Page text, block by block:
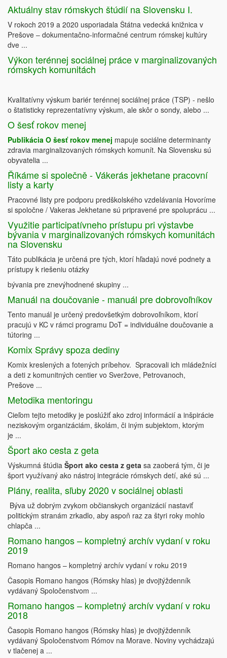
Aktuálny stav rómskych štúdií na Slovensku I.
V rokoch 2019 a 2020 usporiadala Štátna vedecká knižnica v
Prešove ‒ dokumentačno-informačné centrum rómskej kultúry
dve ...
Výkon terénnej sociálnej práce v marginalizovaných
rómskych komunitách
Kvalitatívny výskum bariér terénnej sociálnej práce (TSP) - nešlo
o štatisticky reprezentatívny výskum, ale skôr o sondy, alebo ...
O šesť rokov menej
Publikácia O šesť rokov menej mapuje sociálne determinanty
zdravia marginalizovaných rómskych komunít. Na Slovensku sú
obyvatelia ...
Říkáme si společně - Vákerás jekhetane pracovní
listy a karty
Pracovné listy pre podporu predškolského vzdelávania Hovoríme
si spoločne / Vakeras Jekhetane sú pripravené pre spoluprácu ...
Využitie participatívneho prístupu pri výstavbe
bývania v marginalizovaných rómskych komunitách
na Slovensku
Táto publikácia je určená pre tých, ktorí hľadajú nové podnety a
prístupy k riešeniu otázky
bývania pre znevýhodnené skupiny ...
Manuál na doučovanie - manuál pre dobrovoľníkov
Tento manuál je určený predovšetkým dobrovoľníkom, ktorí
pracujú v KC v rámci programu DoT = individuálne doučovanie a
tútoring ...
Komix Správy spoza dediny
Komix kreslených a fotených príbehov. Spracovali ich mládežníci
a deti z komunitných centier vo Sveržove, Petrovanoch,
Prešove ...
Metodika mentoringu
Cieľom tejto metodiky je poslúžiť ako zdroj informácií a inšpirácie
neziskovým organizáciám, školám, či iným subjektom, ktorým
je ...
Šport ako cesta z geta
Výskumná štúdia Šport ako cesta z geta sa zaoberá tým, či je
šport využívaný ako nástroj integrácie rómskych detí, aké sú ...
Plány, realita, sľuby 2020 v sociálnej oblasti
Býva už dobrým zvykom občianskych organizácií nastaviť
politickým stranám zrkadlo, aby aspoň raz za štyri roky mohlo
chlapča ...
Romano hangos – kompletný archív vydaní v roku
2019
Romano hangos – kompletný archív vydaní v roku 2019
Časopis Romano hangos (Rómsky hlas) je dvojtýždenník
vydávaný Spoločenstvom ...
Romano hangos – kompletný archív vydaní v roku
2018
Časopis Romano hangos (Rómsky hlas) je dvojtýždenník
vydávaný Spoločenstvom Rómov na Morave. Noviny vychádzajú
v tlačenej a ...